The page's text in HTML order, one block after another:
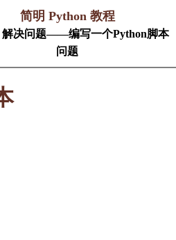
简明 Python 教程
解决问题——编写一个Python脚本
问题